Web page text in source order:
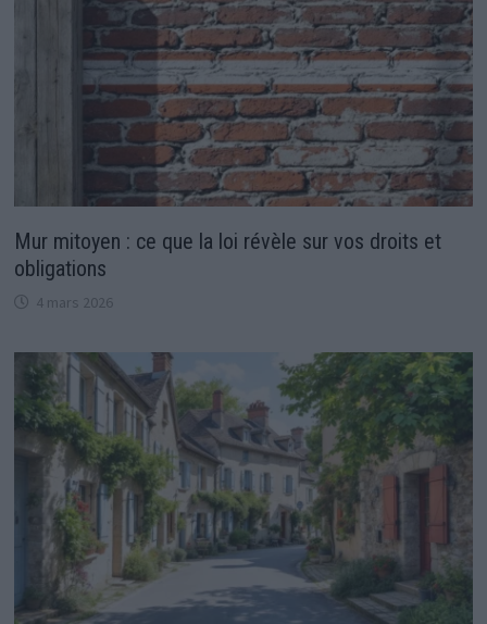
Mur mitoyen : ce que la loi révèle sur vos droits et
obligations
4 mars 2026